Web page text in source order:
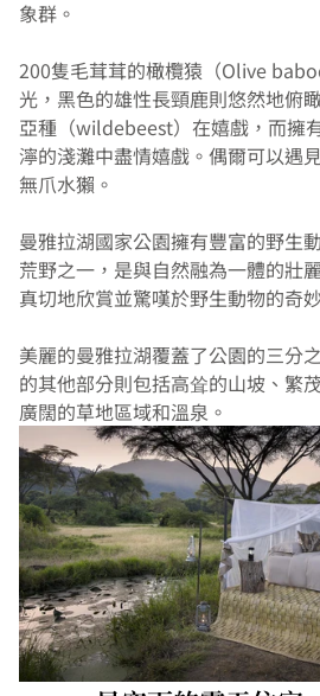
象群。
200隻毛茸茸的橄欖猿（Olive
光，黑色的雄性長頸鹿則悠然地俯
亞種（wildebeest）在嬉戲，而擁
濘的淺灘中盡情嬉戲。偶爾可以遇
無爪水獺。
曼雅拉湖國家公園擁有豐富的野生
荒野之一，是與自然融為一體的壯
真切地欣賞並驚嘆於野生動物的奇
美麗的曼雅拉湖覆蓋了公園的三分
的其他部分則包括高耸的山坡、繁
廣闊的草地區域和溫泉。